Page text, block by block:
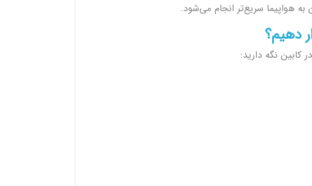
هواپیما سریع‌تر انجام می‌شود.
دهیم؟
کابین نگه دارید: